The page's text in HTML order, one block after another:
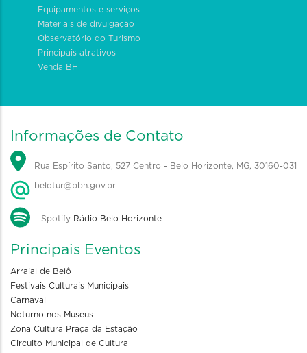
Equipamentos e serviços
Materiais de divulgação
Observatório do Turismo
Principais atrativos
Venda BH
Informações de Contato
Rua Espírito Santo, 527 Centro - Belo Horizonte, MG, 30160-031
belotur@pbh.gov.br
Spotify Rádio Belo Horizonte
Principais Eventos
Arraial de Belô
Festivais Culturais Municipais
Carnaval
Noturno nos Museus
Zona Cultura Praça da Estação
Circuito Municipal de Cultura